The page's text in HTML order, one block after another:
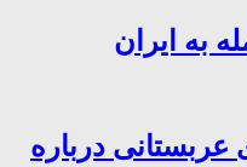
به ایران
درباره